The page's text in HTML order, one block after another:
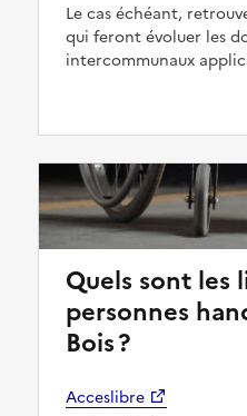
Le cas échéant,
qui feront évoluer les
intercommunaux
Quels sont les
personnes
Bois ?
Acceslibre